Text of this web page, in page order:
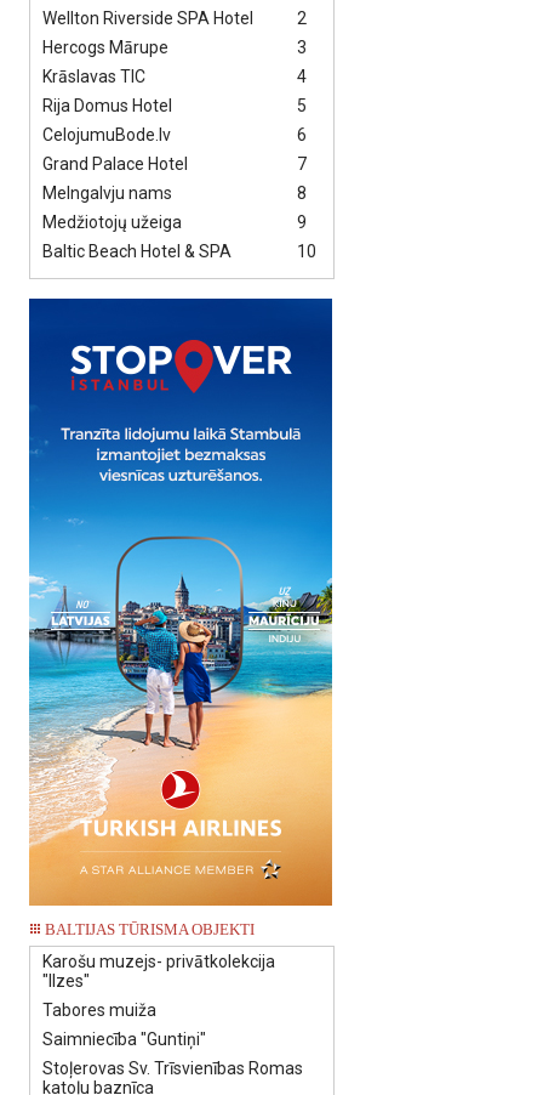
2
Wellton Riverside SPA Hotel
3
Hercogs Mārupe
4
Krāslavas TIC
5
Rija Domus Hotel
6
CelojumuBode.lv
7
Grand Palace Hotel
8
Melngalvju nams
9
Medžiotojų užeiga
10
Baltic Beach Hotel & SPA
BALTIJAS TŪRISMA OBJEKTI
Karošu muzejs- privātkolekcija
"Ilzes"
Tabores muiža
Saimniecība "Guntiņi"
Stoļerovas Sv. Trīsvienības Romas
katoļu baznīca